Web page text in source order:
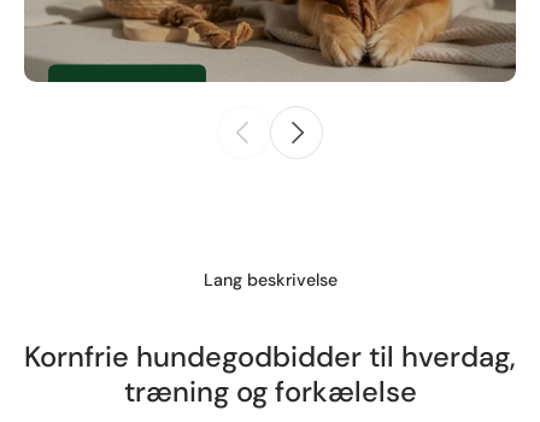
Se natursnacks
Lang beskrivelse
Kornfrie hundegodbidder til hverdag,
træning og forkælelse